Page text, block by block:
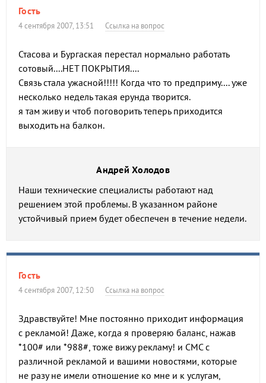
Гость
4 сентября 2007, 13:51 Ссылка на вопрос
Стасова и Бургаская перестал нормально работать
сотовый....НЕТ ПОКРЫТИЯ....
Связь стала ужасной!!!!! Когда что то предприму.... уже
несколько недель такая ерунда творится.
я там живу и чтоб поговорить теперь приходится
выходить на балкон.
Андрей Холодов
Наши технические специалисты работают над
решением этой проблемы. В указанном районе
устойчивый прием будет обеспечен в течение недели.
Гость
4 сентября 2007, 12:50 Ссылка на вопрос
Здравствуйте! Мне постоянно приходит информация
с рекламой! Даже, когда я проверяю баланс, нажав
*100# или *988#, тоже вижу рекламу! и СМС с
различной рекламой и вашими новостями, которые
не разу не имели отношение ко мне и к услугам,